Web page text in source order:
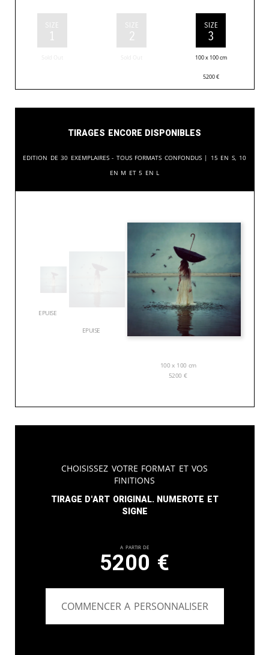
SIZE
1
SIZE
2
SIZE
3
100 x 100 cm
5200€
Tirages encore disponibles
Edition de 30 exemplaires - tous formats confondus | 15 en S, 10
en M et 5 en L
EPUISE
EPUISE
100 x 100 cm
5200€
Choisissez votre format et vos
finitions
Tirage d'art original. Numerote et
signe
A partir de
5200 €
COMMENCER A PERSONNALISER